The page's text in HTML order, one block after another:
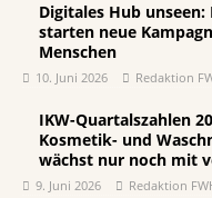
Digitales Hub unseen:
starten neue
Menschen
10. Juni 2026 Redaktion
IKW-Quartalszahlen
Kosmetik- und
wächst nur noch mit
9. Juni 2026 Redaktion